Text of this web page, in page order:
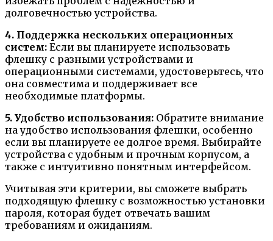
долговечностью устройства.
4. Поддержка нескольких операционных
систем: Если вы планируете использовать
флешку с разными устройствами и
операционными системами, удостоверьтесь, что
она совместима и поддерживает все
необходимые платформы.
5. Удобство использования: Обратите внимание
на удобство использования флешки, особенно
если вы планируете ее долгое время. Выбирайте
устройства с удобным и прочным корпусом, а
также с интуитивно понятным интерфейсом.
Учитывая эти критерии, вы сможете выбрать
подходящую флешку с возможностью установки
пароля, которая будет отвечать вашим
требованиям и ожиданиям.